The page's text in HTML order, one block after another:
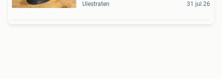
Ulestraten 31 jul 26